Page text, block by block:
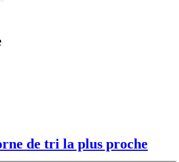
de tri la plus proche